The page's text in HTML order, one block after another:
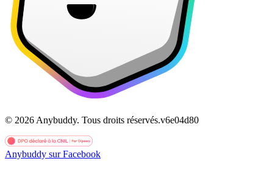
© 2026 Anybuddy. Tous droits réservés.v6e04d80
Anybuddy sur Facebook